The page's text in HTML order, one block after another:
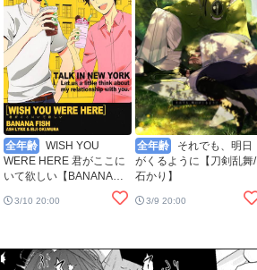
全年齢
WERE HERE 君がここに
いて欲しい【BANANA
3/10 20:00
全年齢
がくるように【刀剣乱舞/
石かり】
3/9 20:00